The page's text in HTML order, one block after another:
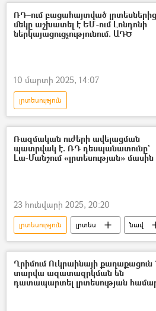
լրտես
ՌԴ–ում բացահայտված լրտեսներից
մեկը աշխատել է ԵՄ-ում Լոնդոնի
ներկայացուցչությունում. ԱԴԾ
10 մարտի 2025, 14:07
լրտեսություն
Անվտանգության դաշնային
Մեծ Բրիտանիա
լրտես
Ռուսաստան
Ռազմական ուժերի ավելացման
պատրվակ է. ՌԴ դեսպանատունը`
Լա-Մանշում «լրտեսության» մասին
23 հունվարի 2025, 20:20
լրտեսություն լրտես
նավ
Ռուսաստան
Մեծ Բրիտանիա
Լոնդոն
Ղրիմում Ուկրաինայի քաղաքացուն
տարվա ազատազրկման են
դատապարտել լրտեսության